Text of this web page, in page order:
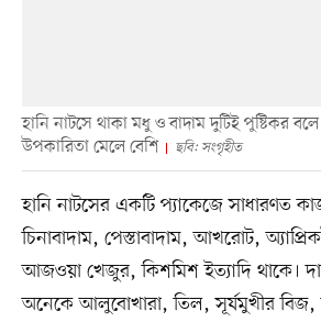
হানি নাটসে থাকা মধু ও বাদাম দুটিই পুষ্টিকর
উপকারিতা মেলে বেশি
ছবি: সংগৃহীত
হানি নাটসের একটি প্যাকেজে সাধারণত
চিনাবাদাম, পেস্তাবাদাম, আখরোট,
আজওয়া খেজুর, কিশমিশ ইত্যাদি থাকে।
অনেকে আলুবোখারা, তিল, সূর্যমুখীর বিজ,